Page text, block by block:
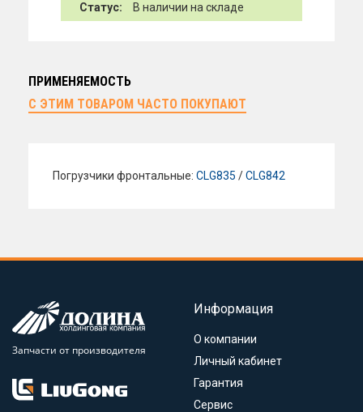
Статус: В наличии на складе
ПРИМЕНЯЕМОСТЬ
С ЭТИМ ТОВАРОМ ЧАСТО ПОКУПАЮТ
Погрузчики фронтальные: CLG835 /CLG842
Запчасти от производителя
Информация
О компании
Личный кабинет
Гарантия
Сервис